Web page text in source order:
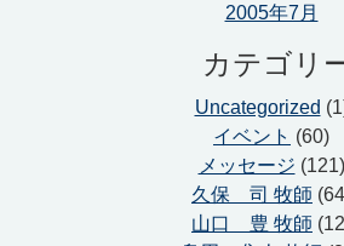
2005年7月
カテゴリ
Uncategorized
イベント (60)
メッセージ (121)
久保 司 牧師
山口 豊 牧師